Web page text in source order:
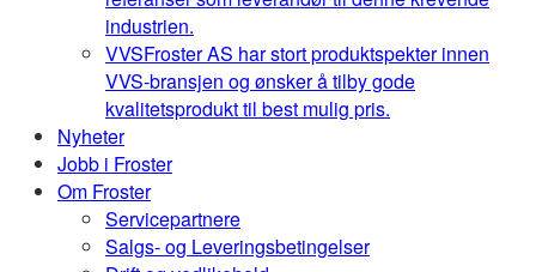
industrien.
VVSFroster AS har stort produktspekter innen
VVS-bransjen og ønsker å tilby gode
kvalitetsprodukt til best mulig pris.
Nyheter
Jobb i Froster
Om Froster
Servicepartnere
Salgs- og Leveringsbetingelser